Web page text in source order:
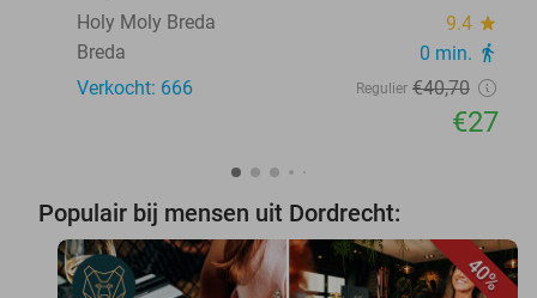
Holy Moly Breda
9.4 star
Breda 0 min. directions_walk
Verkocht: 666 Regulier €40,70
€27
Populair bij mensen uit Dordrecht:
40%